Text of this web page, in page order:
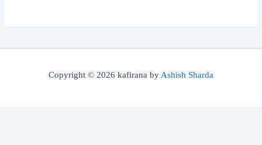
Copyright © 2026 kafirana by Ashish Sharda